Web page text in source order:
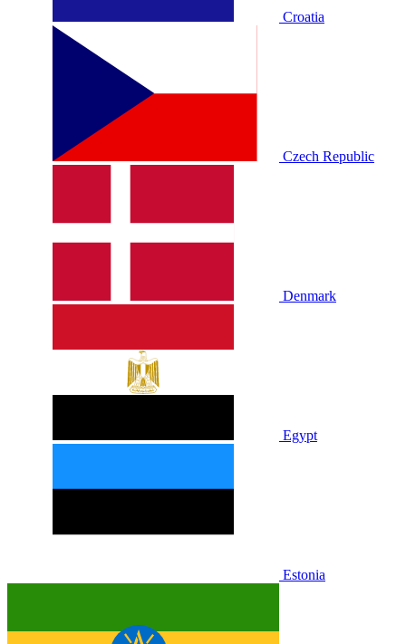
Croatia
Czech Republic
Denmark
Egypt
Estonia